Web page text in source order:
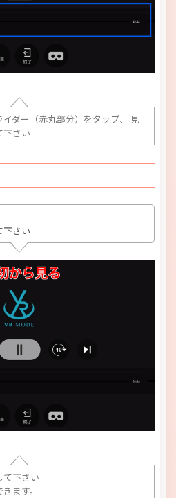
ダー（赤丸部分）をタップ、 見
下さい
下さい
て下さい
ます。